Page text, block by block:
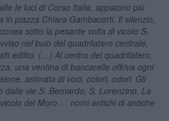
le luci di Corso Italia, appaiono più
in piazza Chiara Gambacorti. Il silenzio,
sotto la pesante volta di vicolo S.
nel buio del quadrilatero centrale,
edifici. (…) Al centro del quadrilatero,
una ventina di bancarelle offriva ogni
animata di voci, colori, odori. Gli
dalle vie S. Bernardo, S. Lorenzino, La
del Moro … nomi antichi di antiche